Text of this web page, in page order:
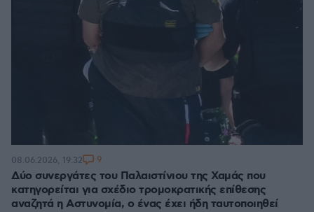
Δύο συνεργάτες του Παλαιστίνιου της Χαμάς που
κατηγορείται για σχέδιο τρομοκρατικής επίθεσης
αναζητά η Αστυνομία, ο ένας έχει ήδη ταυτοποιηθεί
08.06.2026, 19:32 9